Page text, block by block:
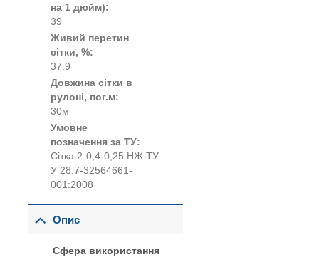
на 1 дюйм):
39
Живий перетин
сітки, %:
37.9
Довжина сітки в
рулоні, пог.м:
30м
Умовне
позначення за ТУ:
Сітка 2-0,4-0,25 НЖ ТУ
У 28.7-32564661-
001:2008
Опис
Сфера використання